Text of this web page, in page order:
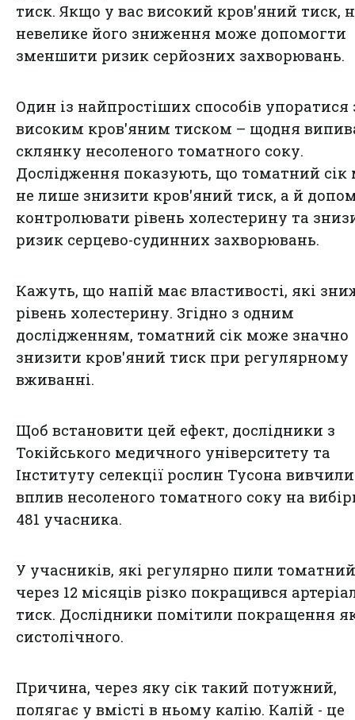
тиск. Якщо у вас високий кров'яний тиск,
невелике його зниження може допомогти
зменшити ризик серйозних захворювань.
Один із найпростіших способів упоратися
високим кров'яним тиском – щодня
склянку несоленого томатного соку.
Дослідження показують, що томатний сік
не лише знизити кров'яний тиск, а й
контролювати рівень холестерину та
ризик серцево-судинних захворювань.
Кажуть, що напій має властивості, які
рівень холестерину. Згідно з одним
дослідженням, томатний сік може значно
знизити кров'яний тиск при регулярному
вживанні.
Щоб встановити цей ефект, дослідники з
Токійського медичного університету та
Інституту селекції рослин Тусона вивчили
вплив несоленого томатного соку на
481 учасника.
У учасників, які регулярно пили томатний
через 12 місяців різко покращився
тиск. Дослідники помітили покращення
систолічного.
Причина, через яку сік такий потужний,
полягає у вмісті в ньому калію. Калій - це